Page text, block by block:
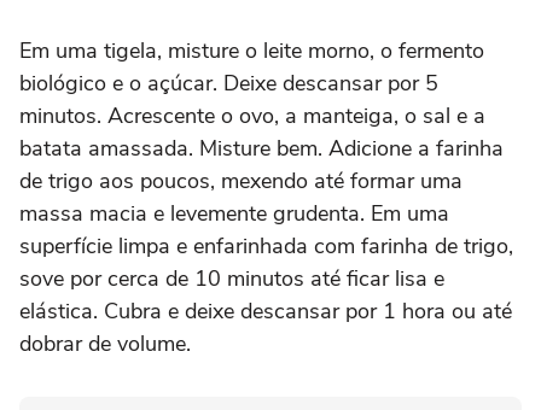
Em uma tigela, misture o leite morno, o fermento
biológico e o açúcar. Deixe descansar por 5
minutos. Acrescente o ovo, a manteiga, o sal e a
batata amassada. Misture bem. Adicione a farinha
de trigo aos poucos, mexendo até formar uma
massa macia e levemente grudenta. Em uma
superfície limpa e enfarinhada com farinha de trigo,
sove por cerca de 10 minutos até ficar lisa e
elástica. Cubra e deixe descansar por 1 hora ou até
dobrar de volume.